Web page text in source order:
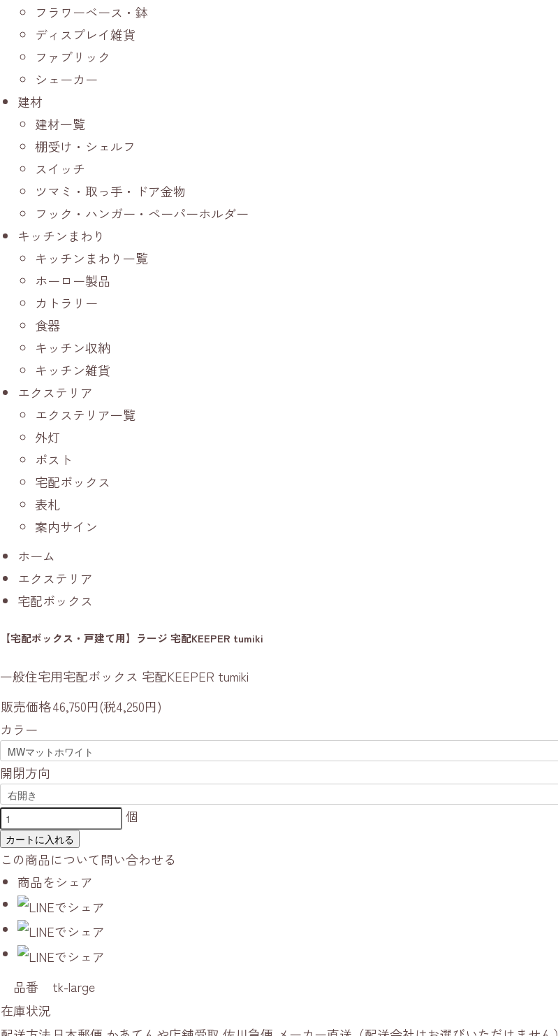
フラワーベース・鉢
ディスプレイ雑貨
ファブリック
シェーカー
建材
建材一覧
棚受け・シェルフ
スイッチ
ツマミ・取っ手・ドア金物
フック・ハンガー・ペーパーホルダー
キッチンまわり
キッチンまわり一覧
ホーロー製品
カトラリー
食器
キッチン収納
キッチン雑貨
エクステリア
エクステリア一覧
外灯
ポスト
宅配ボックス
表札
案内サイン
ホーム
エクステリア
宅配ボックス
【宅配ボックス・戸建て用】ラージ 宅配KEEPER tumiki
一般住宅用宅配ボックス 宅配KEEPER tumiki
販売価格46,750円(税4,250円)
カラー
開閉方向
個
カートに入れる
この商品について問い合わせる
商品をシェア
品番
tk-large
在庫状況